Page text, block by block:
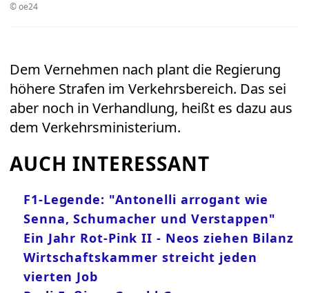
© oe24
Dem Vernehmen nach plant die Regierung
höhere Strafen im Verkehrsbereich. Das sei
aber noch in Verhandlung, heißt es dazu aus
dem Verkehrsministerium.
AUCH INTERESSANT
F1-Legende: "Antonelli arrogant wie
Senna, Schumacher und Verstappen"
Ein Jahr Rot-Pink II - Neos ziehen Bilanz
Wirtschaftskammer streicht jeden
vierten Job